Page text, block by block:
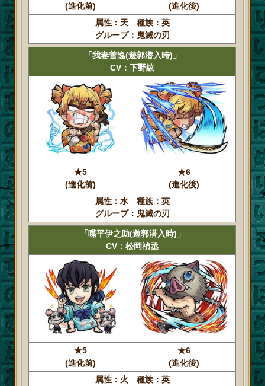
(進化前)
(進化後)
属性：天 種族：英
グループ：鬼滅の刃
「我妻善逸(遊郭潜入時)」
CV：下野紘
★5
(進化前)
★6
(進化後)
属性：水 種族：英
グループ：鬼滅の刃
「嘴平伊之助(遊郭潜入時)」
CV：松岡禎丞
★5
(進化前)
★6
(進化後)
属性：火 種族：英